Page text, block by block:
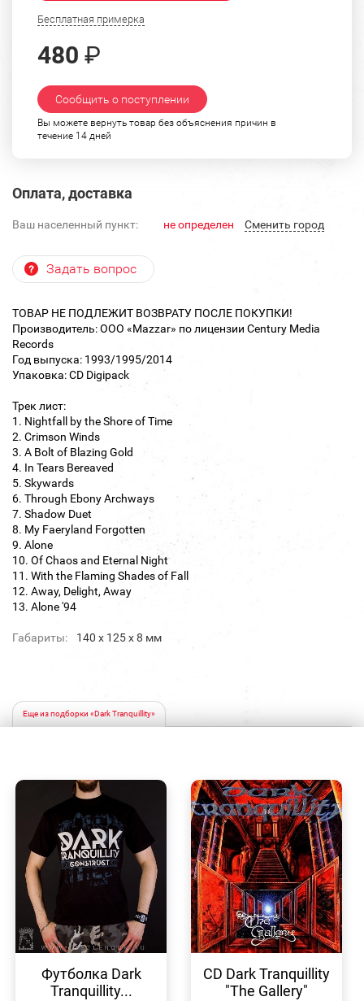
Бесплатная примерка
480 ₽
Сообщить о поступлении
Вы можете вернуть товар без объяснения причин в
течение 14 дней
Оплата, доставка
Ваш населенный пункт: не определен Cменить город
Задать вопрос
ТОВАР НЕ ПОДЛЕЖИТ ВОЗВРАТУ ПОСЛЕ ПОКУПКИ!
Производитель: ООО «Mazzar» по лицензии Century Media
Records
Год выпуска: 1993/1995/2014
Упаковка: CD Digipack
Трек лист:
1. Nightfall by the Shore of Time
2. Crimson Winds
3. A Bolt of Blazing Gold
4. In Tears Bereaved
5. Skywards
6. Through Ebony Archways
7. Shadow Duet
8. My Faeryland Forgotten
9. Alone
10. Of Chaos and Eternal Night
11. With the Flaming Shades of Fall
12. Away, Delight, Away
13. Alone '94
Габариты: 140 х 125 х 8 мм
Еще из подборки «Dark Tranquillity»
ПРОСМОТР
Футболка Dark
Tranquillity...
ПРОСМОТР
CD Dark Tranquillity
"The Gallery"